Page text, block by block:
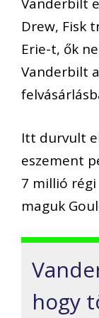
Drew, Fisk
Erie-t, ők
Vanderbilt
Itt durvult
eszement
7 millió
maguk
hogy